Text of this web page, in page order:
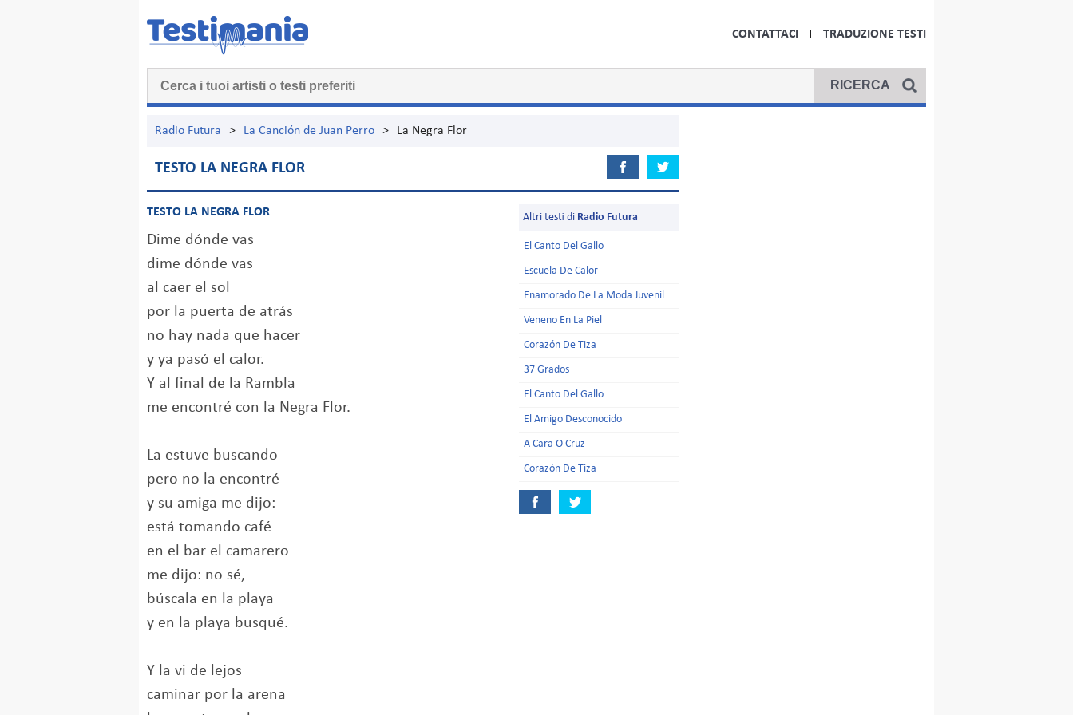
CONTATTACI TRADUZIONE TESTI
Radio Futura > La Canción de Juan Perro > La Negra Flor
TESTO LA NEGRA FLOR
TESTO LA NEGRA FLOR
Dime dónde vas
dime dónde vas
al caer el sol
por la puerta de atrás
no hay nada que hacer
y ya pasó el calor.
Y al final de la Rambla
me encontré con la Negra Flor.
La estuve buscando
pero no la encontré
y su amiga me dijo:
está tomando café
en el bar el camarero
me dijo: no sé,
búscala en la playa
y en la playa busqué.
Y la vi de lejos
caminar por la arena
Altri testi di Radio Futura
El Canto Del Gallo
Escuela De Calor
Enamorado De La Moda Juvenil
Veneno En La Piel
Corazón De Tiza
37 Grados
El Canto Del Gallo
El Amigo Desconocido
A Cara O Cruz
Corazón De Tiza